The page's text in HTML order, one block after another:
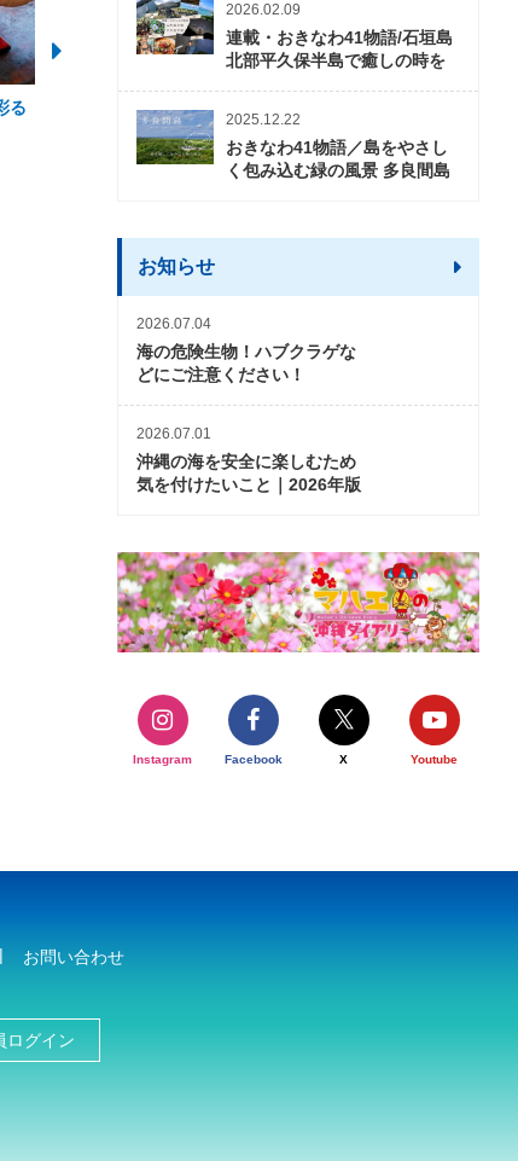
る
2026年度 かりゆしビーチ営業
期間および営業時間のお知らせ
2026年3月5日〜2026年10月31日 2026年3月20日〜2026年11
2026.02.09
連載・おきなわ41物語/石垣島
北部平久保半島で癒しの時を
2025.12.22
おきなわ41物語／島をやさし
く包み込む緑の風景 多良間島
お知らせ
2026.07.04
海の危険生物！ハブクラゲな
どにご注意ください！
2026.07.01
沖縄の海を安全に楽しむため
気を付けたいこと｜2026年版
Instagram Facebook X Youtube
お問い合わせ
ログイン